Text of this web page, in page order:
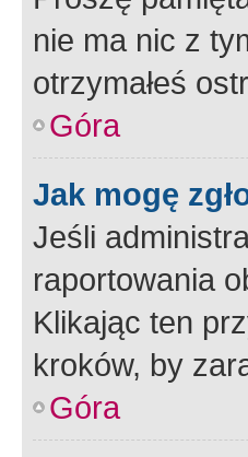
nie ma nic z
otrzymałeś
Góra
Jak mogę
Jeśli
raportowania
Klikając ten
kroków, by
Góra